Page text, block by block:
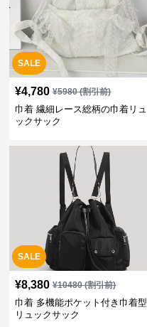
SALE
¥4,780 ¥5980(割引前)
巾着 繊細レース総柄の巾着リュ
ックサック
SALE
¥8,380 ¥10480(割引前)
巾着 多機能ポケット付き巾着型
リュックサック